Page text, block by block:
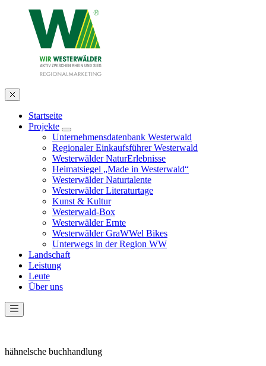
Startseite
Projekte
Unternehmensdatenbank Westerwald
Regionaler Einkaufsführer Westerwald
Westerwälder NaturErlebnisse
Heimatsiegel „Made in Westerwald“
Westerwälder Naturtalente
Westerwälder Literaturtage
Kunst & Kultur
Westerwald-Box
Westerwälder Ernte
Westerwälder GraWWel Bikes
Unterwegs in der Region WW
Landschaft
Leistung
Leute
Über uns
hähnelsche buchhandlung